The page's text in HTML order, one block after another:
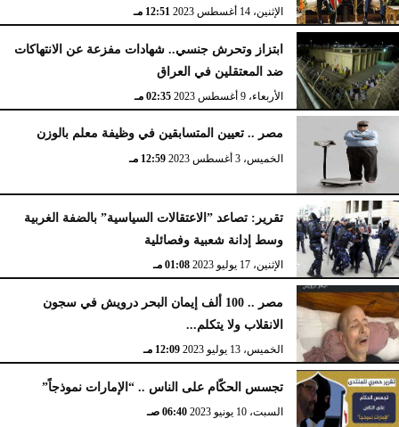
الإثنين، 14 أغسطس 2023 12:51 مـ
ابتزاز وتحرش جنسي.. شهادات مفزعة عن الانتهاكات
ضد المعتقلين في العراق
الأربعاء، 9 أغسطس 2023 02:35 مـ
مصر .. تعيين المتسابقين في وظيفة معلم بالوزن
الخميس، 3 أغسطس 2023 12:59 مـ
تقرير: تصاعد ”الاعتقالات السياسية” بالضفة الغربية
وسط إدانة شعبية وفصائلية
الإثنين، 17 يوليو 2023 01:08 مـ
مصر .. 100 ألف إيمان البحر درويش في سجون
الانقلاب ولا يتكلم...
الخميس، 13 يوليو 2023 12:09 مـ
تجسس الحكّام على الناس .. “الإمارات نموذجاً”
السبت، 10 يونيو 2023 06:40 صـ